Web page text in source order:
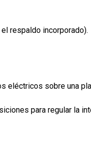
respaldo incorporado).
eléctricos sobre una
para regular la